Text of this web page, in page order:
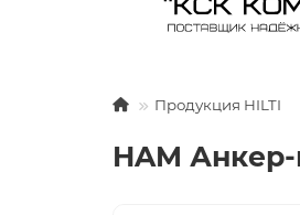
Продукция HILTI
HAM